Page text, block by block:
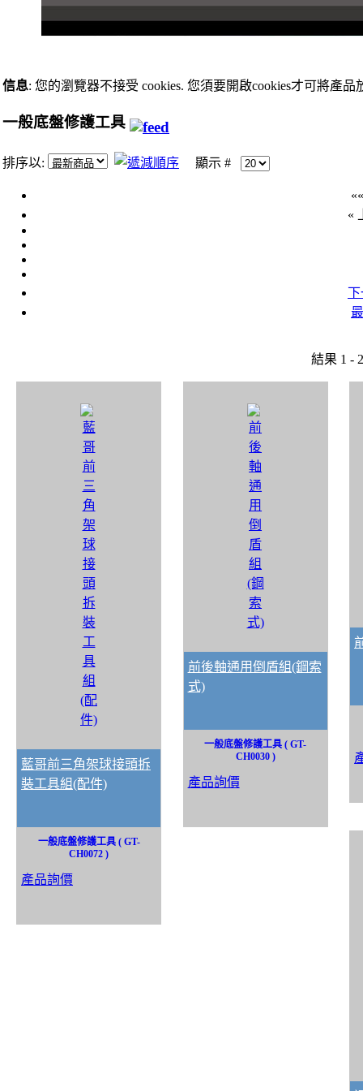
信息: 您的瀏覽器不接受 cookies. 您須要開啟cookies才可將產品
一般底盤修護工具
排序以: 顯示 #
«
下
結果 1 -
藍哥前三角架球接頭拆
裝工具組(配件)
一般底盤修護工具 ( GT-
CH0072 )
產品詢價
前後軸通用倒盾組(鋼索
式)
一般底盤修護工具 ( GT-
CH0030 )
產品詢價